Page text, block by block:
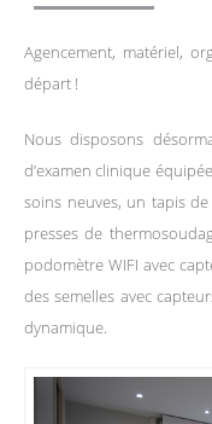
Agencement, matériel,
départ !
Nous disposons
d’examen clinique
soins neuves, un tapis
presses de
podomètre WIFI avec
des semelles avec
dynamique.